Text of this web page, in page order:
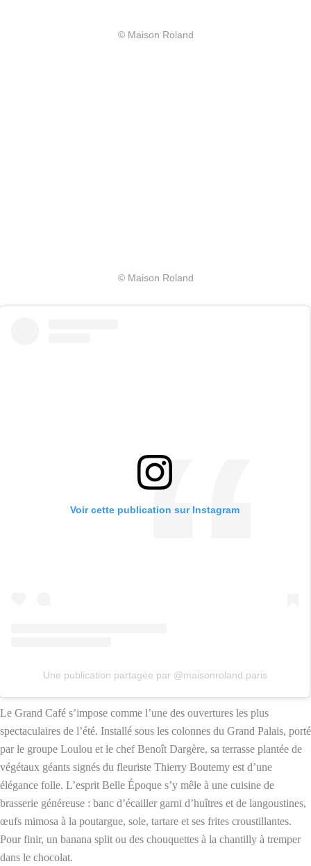
© Maison Roland
© Maison Roland
Voir cette publication sur Instagram
Une publication partagée par @maisonroland.paris
Le Grand Café s’impose comme l’une des ouvertures les plus
spectaculaires de l’été. Installé sous les colonnes du Grand Palais, porté
par le groupe Loulou et le chef Benoît Dargère, sa terrasse plantée de
végétaux géants signés du fleuriste Thierry Boutemy est d’une
élégance folle. L’esprit Belle Époque s’y mêle à une cuisine de
brasserie généreuse : banc d’écailler garni d’huîtres et de langoustines,
œufs mimosa à la poutargue, sole, tartare et ses frites croustillantes.
Pour finir, un banana split ou des chouquettes à la chantilly à tremper
dans le chocolat.